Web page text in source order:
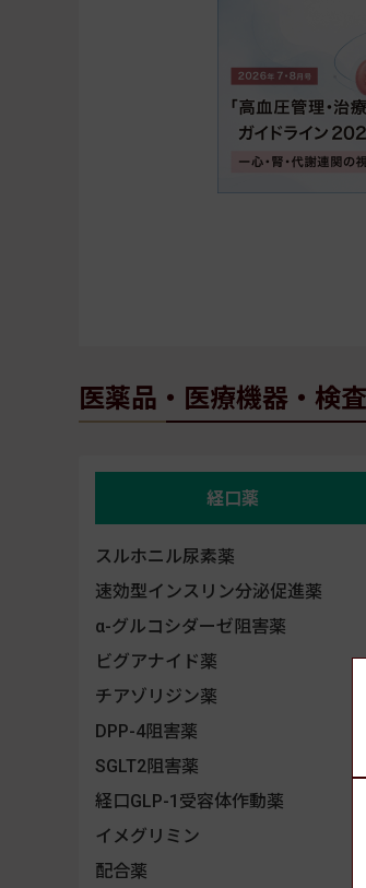
医薬品・医療機器・検
経口薬
スルホニル尿素薬
速効型インスリン分泌促進薬
α-グルコシダーゼ阻害薬
ビグアナイド薬
チアゾリジン薬
DPP-4阻害薬
SGLT2阻害薬
経口GLP-1受容体作動薬
イメグリミン
配合薬